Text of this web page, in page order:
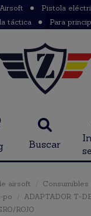
Pistola
táctica
Para
Buscar
airsoft
po
ADAPTADOR T-
ROJO